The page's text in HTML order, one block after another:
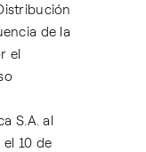
de la
el
S.A. al
10 de